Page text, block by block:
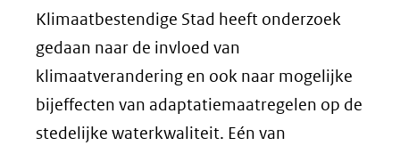
Klimaatbestendige Stad heeft onderzoek
gedaan naar de invloed van
klimaatverandering en ook naar mogelijke
bijeffecten van adaptatiemaatregelen op de
stedelijke waterkwaliteit. Eén van